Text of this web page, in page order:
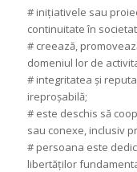
# inițiativele sau
continuitate în
# creează,
domeniul lor de
# integritatea și
ireproșabilă;
# este deschis să
sau conexe, inclusiv
# persoana este
libertăților